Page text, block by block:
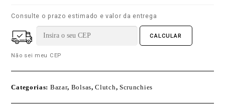
Consulte o prazo estimado e valor da entrega
Não sei meu CEP
Categorias: Bazar, Bolsas,Clutch, Scrunchies